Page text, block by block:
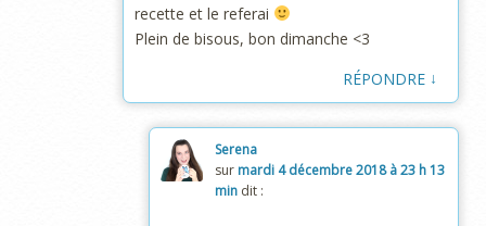
recette et le referai
Plein de bisous, bon dimanche <3
RÉPONDRE ↓
Serena
sur mardi 4 décembre 2018 à 23 h 13
min dit :